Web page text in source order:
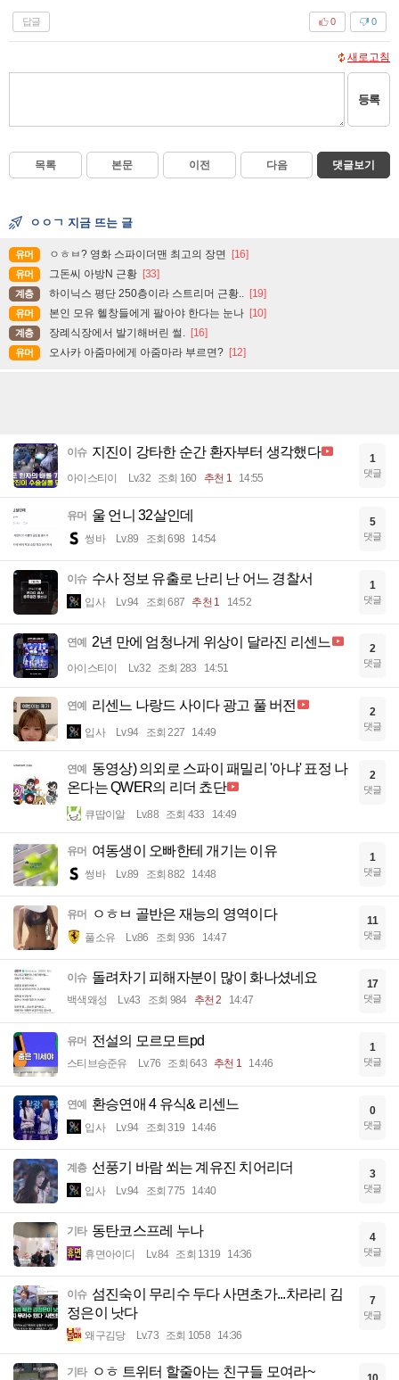
답글 0
0
새로고침
등록
목록 본문 이전 다음 댓글보기
ㅇㅇㄱ 지금 뜨는 글
유머 ㅇㅎㅂ? 영화 스파이더맨 최고의 장면 [16]
유머 그돈씨 아방N 근황 [33]
계층 하이닉스 평단 250층이라 스트리머 근황.. [19]
유머 본인 모유 헬창들에게 팔아야 한다는 눈나 [10]
계층 장례식장에서 발기해버린 썰. [16]
유머 오사카 아줌마에게 아줌마라 부르면? [12]
이슈 지진이 강타한 순간 환자부터 생각했다
아이스티이 Lv.32 조회 160 추천 1 14:55
1
댓글
유머 울 언니 32살인데
썽바 Lv.89 조회 698 14:54
5
댓글
이슈 수사 정보 유출로 난리 난 어느 경찰서
입사 Lv.94 조회 687 추천 1 14:52
1
댓글
연예 2년 만에 엄청나게 위상이 달라진 리센느
아이스티이 Lv.32 조회 283 14:51
2
댓글
연예 리센느 나랑드 사이다 광고 풀 버전
입사 Lv.94 조회 227 14:49
2
댓글
연예 동영상) 의외로 스파이 패밀리 '아냐' 표정 나
온다는 QWER의 리더 쵸단
큐땁이알 Lv.88 조회 433 14:49
2
댓글
유머 여동생이 오빠한테 개기는 이유
썽바 Lv.89 조회 882 14:48
1
댓글
유머 ㅇㅎㅂ 골반은 재능의 영역이다
풀소유 Lv.86 조회 936 14:47
11
댓글
이슈 돌려차기 피해자분이 많이 화나셨네요
백색왜성 Lv.43 조회 984 추천 2 14:47
17
댓글
유머 전설의 모르모트pd
스티브승준유 Lv.76 조회 643 추천 1 14:46
1
댓글
연예 환승연애 4 유식& 리센느
입사 Lv.94 조회 319 14:46
0
댓글
계층 선풍기 바람 쐬는 계유진 치어리더
입사 Lv.94 조회 775 14:40
3
댓글
기타 동탄코스프레 누나
휴면아이디 Lv.84 조회 1319 14:36
4
댓글
이슈 섬진숙이 무리수 두다 사면초가...차라리 김
정은이 낫다
왜구김당 Lv.73 조회 1058 14:36
7
댓글
기타 ㅇㅎ 트위터 할줄아는 친구들 모여라~